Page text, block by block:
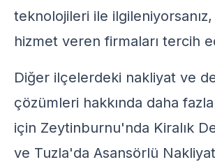
teknolojileri ile
hizmet veren firmaları tercih
Diğer ilçelerdeki nakliyat ve
çözümleri hakkında daha
için Zeytinburnu'nda Kiralık
ve Tuzla'da Asansörlü Nakliyat